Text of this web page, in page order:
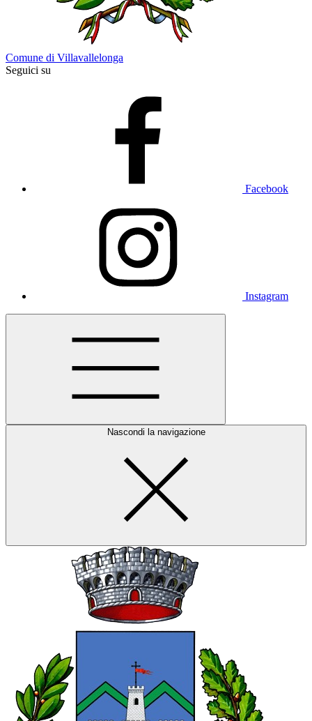
Comune di Villavallelonga
Seguici su
Facebook
Instagram
Nascondi la navigazione